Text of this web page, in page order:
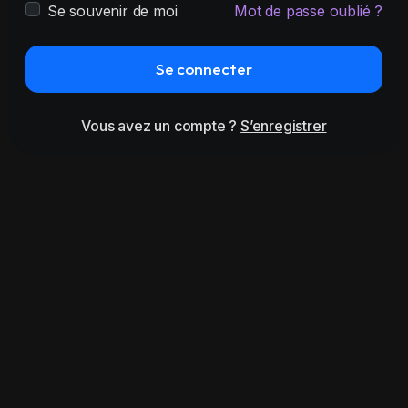
Se souvenir de moi Mot de passe oublié ?
Se connecter
Vous avez un compte ?S’enregistrer